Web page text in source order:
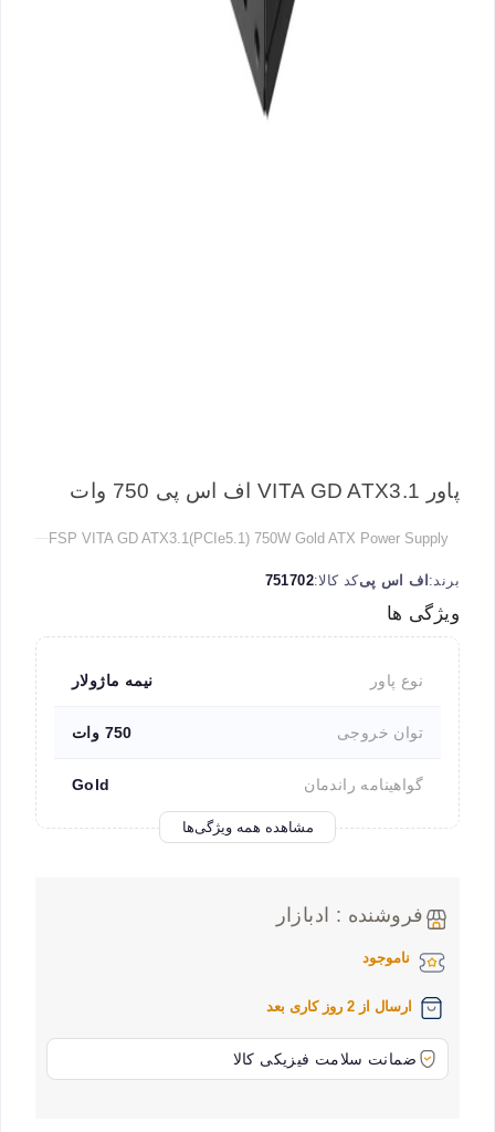
پاور VITA GD ATX3.1 اف اس پی 750 وات
FSP VITA GD ATX3.1(PCIe5.1) 750W Gold ATX Power Supply
برند: اف اس پیکد کالا:751702
ویژگی ها
نوع پاور نیمه ماژولار
توان خروجی 750 وات
گواهینامه راندمان Gold
مشاهده همه ویژگی‌ها
فروشنده : ادبازار
ناموجود
ارسال از 2 روز کاری بعد
ضمانت سلامت فیزیکی کالا